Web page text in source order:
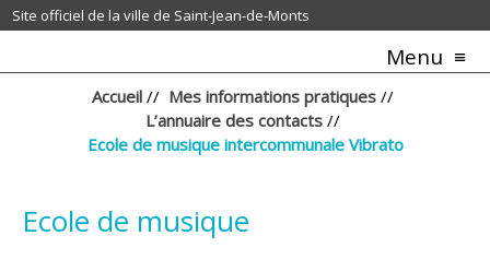
Site officiel de la ville de Saint-Jean-de-Monts
Menu
Accueil // Mes informations pratiques //
L’annuaire des contacts //
Ecole de musique intercommunale Vibrato
Ecole de musique